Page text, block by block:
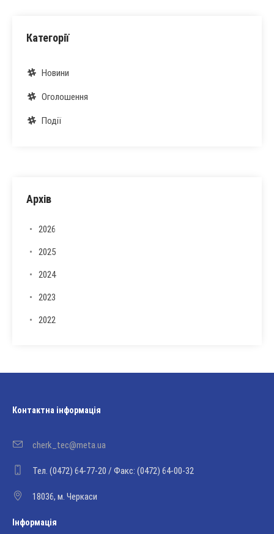
Категорії
Новини
Оголошення
Події
Архів
2026
2025
2024
2023
2022
Контактна інформація
cherk_tec@meta.ua
Тел. (0472) 64-77-20 / Факс: (0472) 64-00-32
18036, м. Черкаси
Інформація